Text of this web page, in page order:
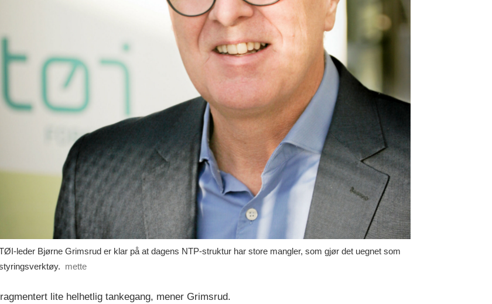
leder Bjørne Grimsrud er klar på at dagens NTP-struktur har store mangler, som gjør det uegnet som
mette
lite helhetlig tankegang, mener Grimsrud.